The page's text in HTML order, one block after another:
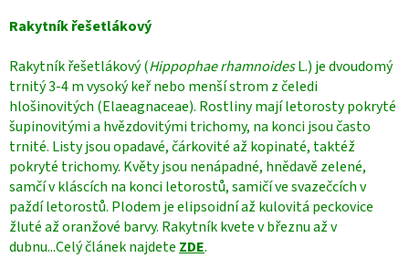
Rakytník řešetlákový
Rakytník řešetlákový (Hippophae rhamnoidesL.) je dvoudomý
trnitý 3-4 m vysoký keř nebo menší strom z čeledi
hlošinovitých (Elaeagnaceae). Rostliny mají letorosty pokryté
šupinovitými a hvězdovitými trichomy, na konci jsou často
trnité. Listy jsou opadavé, čárkovité až kopinaté, taktéž
pokryté trichomy. Květy jsou nenápadné, hnědavě zelené,
samčí v kláscích na konci letorostů, samičí ve svazečcích v
paždí letorostů. Plodem je elipsoidní až kulovitá peckovice
žluté až oranžové barvy. Rakytník kvete v březnu až v
dubnu...Celý článek najdete ZDE.